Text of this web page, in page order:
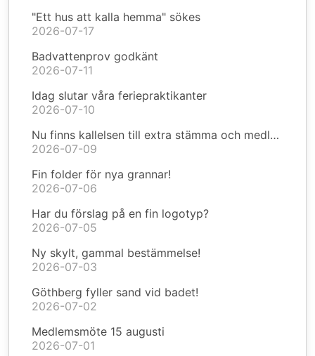
"Ett hus att kalla hemma" sökes
2026-07-17
Badvattenprov godkänt
2026-07-11
Idag slutar våra feriepraktikanter
2026-07-10
Nu finns kallelsen till extra stämma och medlemsmöte
2026-07-09
Fin folder för nya grannar!
2026-07-06
Har du förslag på en fin logotyp?
2026-07-05
Ny skylt, gammal bestämmelse!
2026-07-03
Göthberg fyller sand vid badet!
2026-07-02
Medlemsmöte 15 augusti
2026-07-01